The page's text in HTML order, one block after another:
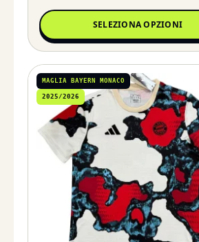
SELEZIONA OPZIONI
MAGLIA BAYERN MONACO
2025/2026